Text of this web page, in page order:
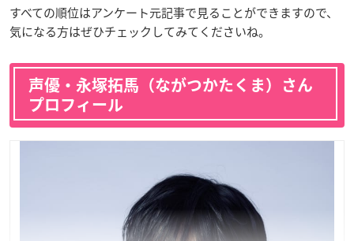
すべての順位はアンケート元記事で見ることができますので、
気になる方はぜひチェックしてみてくださいね。
声優・永塚拓馬（ながつかたくま）さん
プロフィール